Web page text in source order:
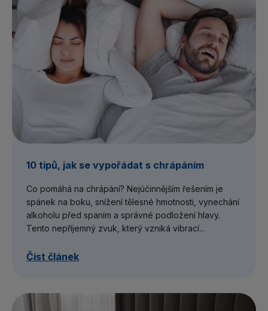
10 tipů, jak se vypořádat s chrápáním
Co pomáhá na chrápání? Nejúčinnějším řešením je
spánek na boku, snížení tělesné hmotnosti, vynechání
alkoholu před spaním a správné podložení hlavy.
Tento nepříjemný zvuk, který vzniká vibrací...
Číst článek